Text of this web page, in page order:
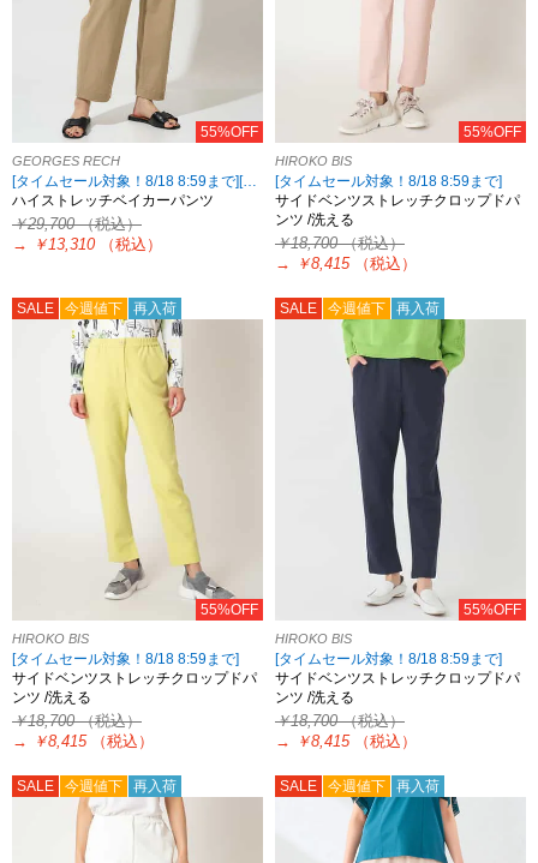
55%OFF
GEORGES RECH
[タイムセール対象！8/18 8:59まで][2点10%OFF対象！8/21 8:59まで 対象5ブランド限定]
ハイストレッチベイカーパンツ
￥29,700（税込）
→
￥13,310 （税込）
55%OFF
HIROKO BIS
[タイムセール対象！8/18 8:59まで]
サイドベンツストレッチクロップドパ
ンツ /洗える
￥18,700（税込）
→
￥8,415 （税込）
SALE 今週値下 再入荷
55%OFF
HIROKO BIS
[タイムセール対象！8/18 8:59まで]
サイドベンツストレッチクロップドパ
ンツ /洗える
￥18,700（税込）
→
￥8,415 （税込）
SALE 今週値下 再入荷
55%OFF
HIROKO BIS
[タイムセール対象！8/18 8:59まで]
サイドベンツストレッチクロップドパ
ンツ /洗える
￥18,700（税込）
→
￥8,415 （税込）
SALE 今週値下 再入荷 SALE 今週値下 再入荷